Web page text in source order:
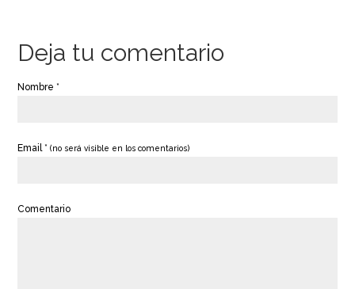
Deja tu comentario
Nombre *
Email *(no será visible en los comentarios)
Comentario